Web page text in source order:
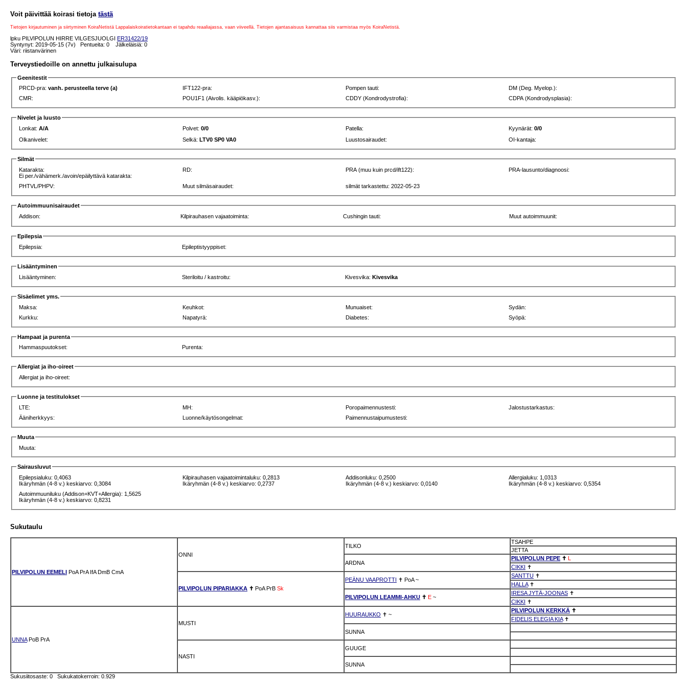
Voit päivittää koirasi tietoja tästä
Tietojen kirjautuminen ja siirtyminen KoiraNetistä Lappalaiskoiratietokantaan ei tapahdu reaaliajassa, vaan viiveellä. Tietojen ajantasaisuus kannattaa siis varmistaa myös KoiraNetistä.
lpku PILVIPOLUN HIRRE VILGESJUOLGI ER31422/19
Syntynyt: 2019-05-15 (7v) Pentueita: 0 Jälkeläisiä: 0
Väri: riistanvärinen
Terveystiedoille on annettu julkaisulupa
Geenitestit
PRCD-pra:vanh. perusteella terve (a) IFT122-pra: Pompen tauti:
DM (Deg. Myelop.):
CMR:
POU1F1 (Aivolis. kääpiökasv.): CDDY (Kondrodystrofia): CDPA (Kondrodysplasia):
Nivelet ja luusto
Lonkat:A/A Polvet:0/0 Patella: Kyynärät:0/0
Olkanivelet:
Selkä:LTV0 SP0 VA0 Luustosairaudet: OI-kantaja:
Silmät
Katarakta:
Ei per./vähämerk./avoin/epäilyttävä katarakta:
RD: PRA (muu kuin prcd/ift122): PRA-lausunto/diagnoosi:
PHTVL/PHPV: Muut silmäsairaudet: silmät tarkastettu: 2022-05-23
Autoimmuunisairaudet
Addison:
Kilpirauhasen vajaatoiminta: Cushingin tauti: Muut autoimmuunit:
Epilepsia
Epilepsia:
Epileptistyyppiset:
Lisääntyminen
Lisääntyminen:
Steriloitu / kastroitu: Kivesvika:Kivesvika
Sisäelimet yms.
Maksa:
Keuhkot: Munuaiset:
Sydän:
Kurkku:
Napatyrä: Diabetes: Syöpä:
Hampaat ja purenta
Hammaspuutokset:
Purenta:
Allergiat ja iho-oireet
Allergiat ja iho-oireet:
Luonne ja testitulokset
LTE:
MH: Poropaimennustesti:
Jalostustarkastus:
Ääniherkkyys:
Luonne/käytösongelmat: Paimennustaipumustesti:
Muuta
Muuta:
Sairausluvut
Epilepsialuku: 0,4063
Ikäryhmän (4-8 v.) keskiarvo: 0,3084
Kilpirauhasen vajaatoimintaluku: 0,2813
Ikäryhmän (4-8 v.) keskiarvo: 0,2737
Addisonluku: 0,2500
Ikäryhmän (4-8 v.) keskiarvo: 0,0140
Allergialuku: 1,0313
Ikäryhmän (4-8 v.) keskiarvo: 0,5354
Autoimmuuniluku (Addison+KVT+Allergia): 1,5625
Ikäryhmän (4-8 v.) keskiarvo: 0,8231
Sukutaulu
PILVIPOLUN EEMELI PoA PrA IfA DmB CmA
ONNI
TILKO
TSAHPE
JETTA
ARDNA
PILVIPOLUN PEPE ✝ L
CIKKI ✝
PILVIPOLUN PIPARIAKKA ✝ PoA PrB Sk
PEÄNU VAAPROTTI ✝ PoA ~
SANTTU ✝
HALLA✝
PILVIPOLUN LEAMMI-AHKU ✝ E ~
IRESA JYTÄ-JOONAS ✝
CIKKI ✝
UNNA PoB PrA
MUSTI
HUURAUKKO ✝ ~
PILVIPOLUN KERKKÄ ✝
FIDELIS ELEGIA KIA✝
SUNNA
NASTI
GUUGE
SUNNA
Sukusiitosaste: 0 Sukukatokerroin: 0.929